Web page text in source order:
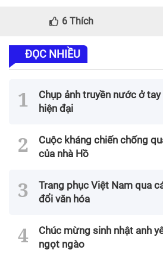
6 Thích
ĐỌC NHIỀU
Chụp ảnh truyền nước ở
hiện đại
Cuộc kháng chiến chống
của nhà Hồ
Trang phục Việt Nam qua
đổi văn hóa
Chúc mừng sinh nhật anh
ngọt ngào